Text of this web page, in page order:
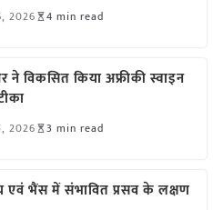
2026 4 min read
विकसित किया अफ्रीकी स्वाइन
2026 3 min read
एवं भैंस में संभावित प्रसव के लक्षण